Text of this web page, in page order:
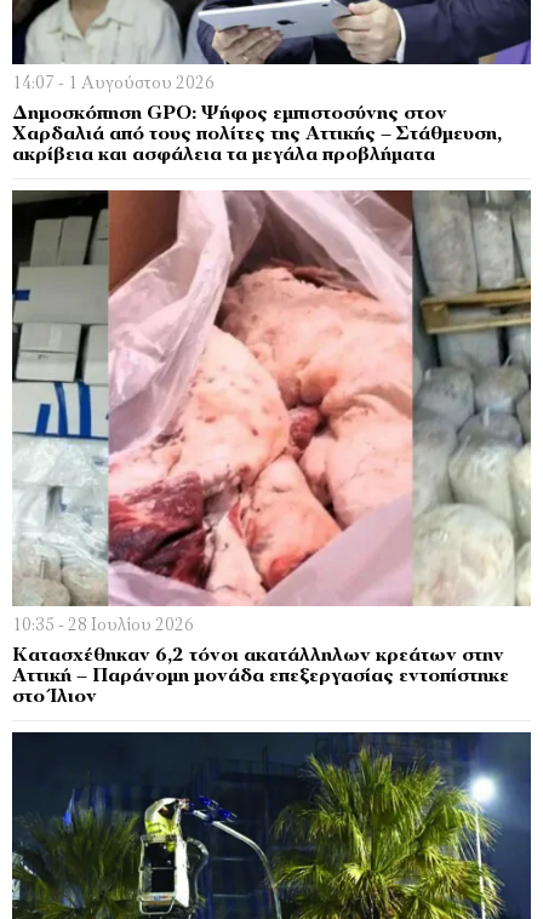
14:07 - 1 Αυγούστου 2026
Δημοσκόπηση GPO: Ψήφος εμπιστοσύνης στον
Χαρδαλιά από τους πολίτες της Αττικής – Στάθμευση,
ακρίβεια και ασφάλεια τα μεγάλα προβλήματα
10:35 - 28 Ιουλίου 2026
Κατασχέθηκαν 6,2 τόνοι ακατάλληλων κρεάτων στην
Αττική – Παράνομη μονάδα επεξεργασίας εντοπίστηκε
στο Ίλιον